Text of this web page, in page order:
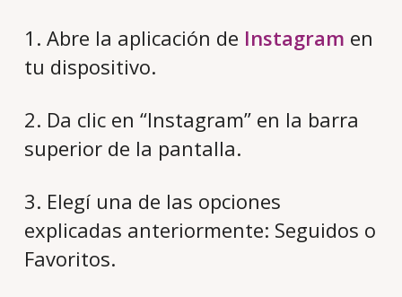
1. Abre la aplicación de Instagram en
tu dispositivo.
2. Da clic en “Instagram” en la barra
superior de la pantalla.
3. Elegí una de las opciones
explicadas anteriormente: Seguidos o
Favoritos.